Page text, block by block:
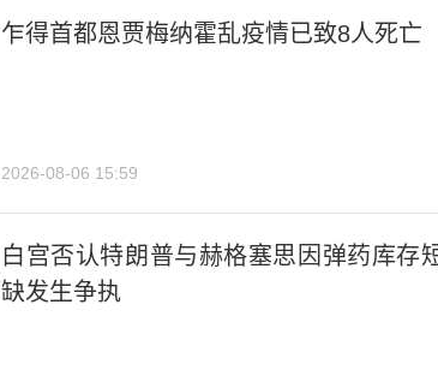
乍得首都恩贾梅纳霍乱疫情已致8人死亡
2026-08-06 15:59
白宫否认特朗普与赫格塞思因弹药库存
缺发生争执